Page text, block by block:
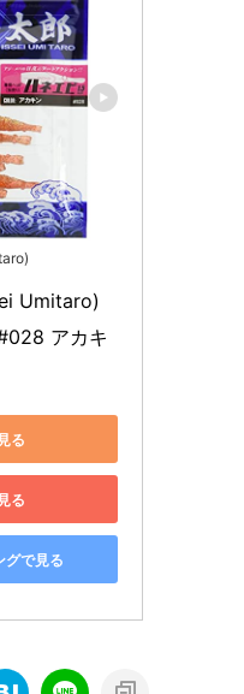
Umitaro)
アカキ
る
る
グで見る